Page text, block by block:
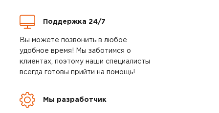
Поддержка 24/7
Вы можете позвонить в любое
удобное время! Мы заботимся о
клиентах, поэтому наши специалисты
всегда готовы прийти на помощь!
Мы разработчик